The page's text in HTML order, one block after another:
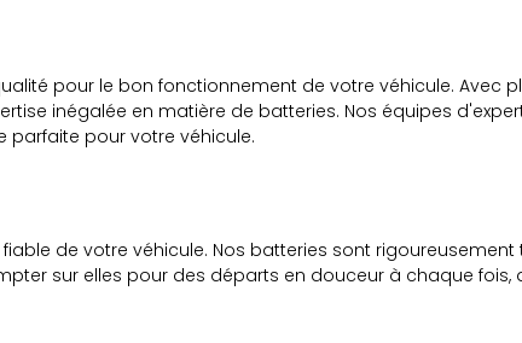
pour le bon fonctionnement de votre véhicule. Avec
inégalée en matière de batteries. Nos équipes
parfaite pour votre véhicule.
de votre véhicule. Nos batteries sont
sur elles pour des départs en douceur à chaque fois,